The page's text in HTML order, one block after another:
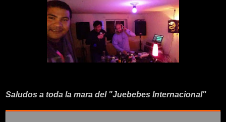
Saludos a toda la mara del "Juebebes Internacional"